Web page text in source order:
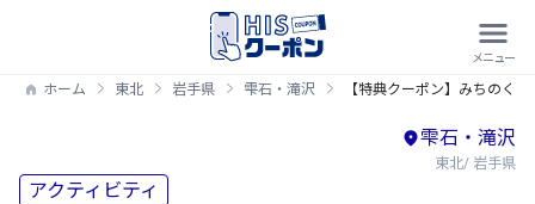
ホーム 東北 岩手県 雫石・滝沢 【特典クーポン】みちのくプ
雫石・滝沢
東北/ 岩手県
アクティビティ